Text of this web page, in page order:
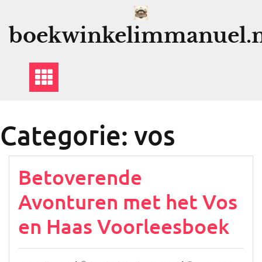
Categorie: vos
Betoverende
Avonturen met het Vos
en Haas Voorleesboek